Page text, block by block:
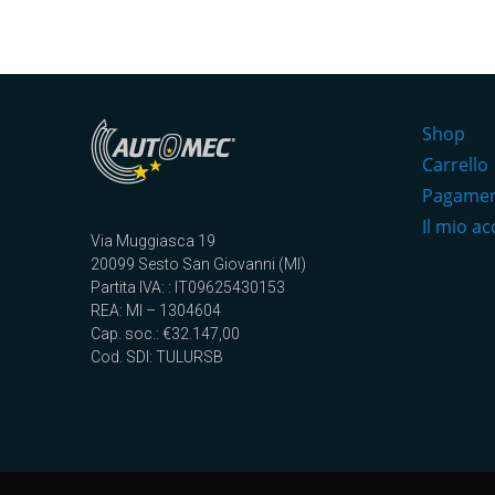
Via Muggiasca 19
20099 Sesto San Giovanni (MI)
Partita IVA: : IT09625430153
REA: MI – 1304604
Cap. soc.: €32.147,00
Cod. SDI: TULURSB
Shop
Carrello
Il mio